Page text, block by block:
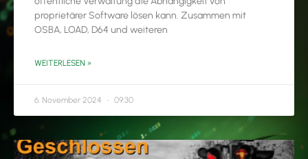
proprietärer Software lösen kann. Zusammen mit
OSBA, LOAD, D64 und weiteren
WEITERLESEN »
6. November 2024 09:30